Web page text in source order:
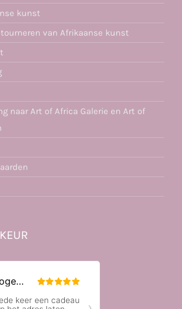
kunst
van Afrikaanse kunst
naar Art of Africa Galerie en Art of